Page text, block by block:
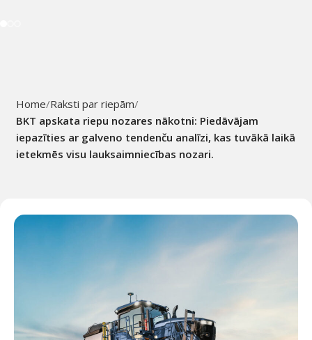
Home Raksti par riepām
BKT apskata riepu nozares nākotni: Piedāvājam
iepazīties ar galveno tendenču analīzi, kas tuvākā laikā
ietekmēs visu lauksaimniecības nozari.